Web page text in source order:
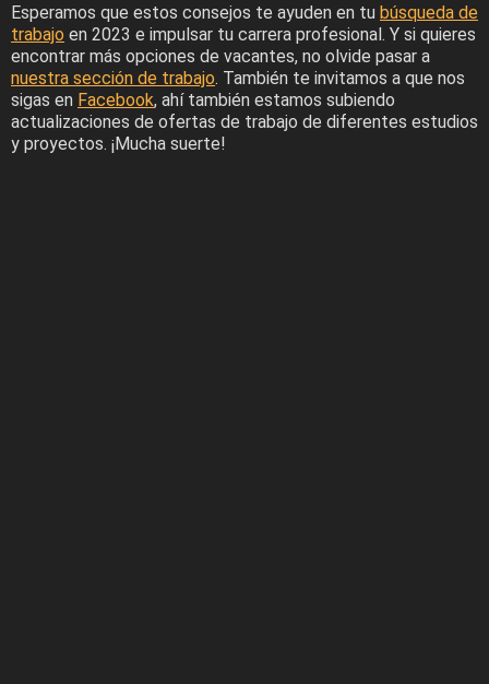
Esperamos que estos consejos te ayuden en tu búsqueda de
trabajo en 2023 e impulsar tu carrera profesional. Y si quieres
encontrar más opciones de vacantes, no olvide pasar a
nuestra sección de trabajo. También te invitamos a que nos
sigas en Facebook, ahí también estamos subiendo
actualizaciones de ofertas de trabajo de diferentes estudios
y proyectos. ¡Mucha suerte!